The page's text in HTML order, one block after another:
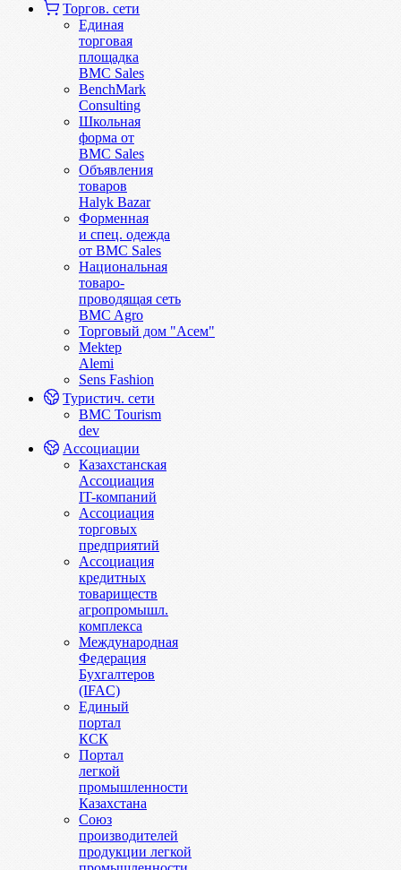
Торгов. сети
Единая
торговая
площадка
BMC Sales
BenchMark
Consulting
Школьная
форма от
BMC Sales
Объявления
товаров
Halyk Bazar
Форменная
и спец. одежда
от BMC Sales
Национальная
товаро-
проводящая сеть
BMC Agro
Торговый дом "Асем"
Mektep
Alemi
Sens Fashion
Туристич. сети
BMC Tourism
dev
Ассоциации
Казахстанская
Ассоциация
IT-компаний
Ассоциация
торговых
предприятий
Ассоциация
кредитных
товариществ
агропромышл.
комплекса
Международная
Федерация
Бухгалтеров
(IFAC)
Единый
портал
КСК
Портал
легкой
промышленности
Казахстана
Союз
производителей
продукции легкой